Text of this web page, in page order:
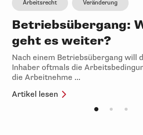
Arbeitsrecht Veränderung
Betriebsübergang:
geht es weiter?
Nach einem Betriebsübergang will
Inhaber oftmals die
die Arbeitnehme ...
Artikel lesen